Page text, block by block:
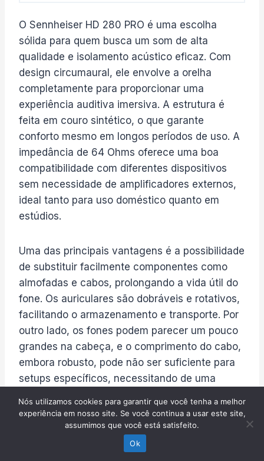
O Sennheiser HD 280 PRO é uma escolha
sólida para quem busca um som de alta
qualidade e isolamento acústico eficaz. Com
design circumaural, ele envolve a orelha
completamente para proporcionar uma
experiência auditiva imersiva. A estrutura é
feita em couro sintético, o que garante
conforto mesmo em longos períodos de uso. A
impedância de 64 Ohms oferece uma boa
compatibilidade com diferentes dispositivos
sem necessidade de amplificadores externos,
ideal tanto para uso doméstico quanto em
estúdios.
Uma das principais vantagens é a possibilidade
de substituir facilmente componentes como
almofadas e cabos, prolongando a vida útil do
fone. Os auriculares são dobráveis e rotativos,
facilitando o armazenamento e transporte. Por
outro lado, os fones podem parecer um pouco
grandes na cabeça, e o comprimento do cabo,
embora robusto, pode não ser suficiente para
setups específicos, necessitando de uma
Alto nível de conforto para uso prolongado
Nós utilizamos cookies para garantir que você tenha a melhor
experiência em nosso site. Se você continua a usar este site,
assumimos que você está satisfeito.
Ok